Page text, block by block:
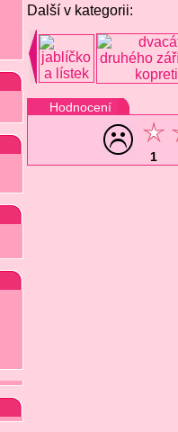
Další v kategorii:
Hodnocení
1